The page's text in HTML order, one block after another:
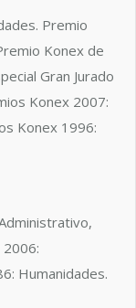
Premio
Konex de
Gran Jurado
Konex 2007:
Konex 1996:
Humanidades.